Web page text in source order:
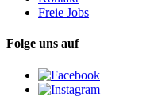
Freie Jobs
Folge uns auf